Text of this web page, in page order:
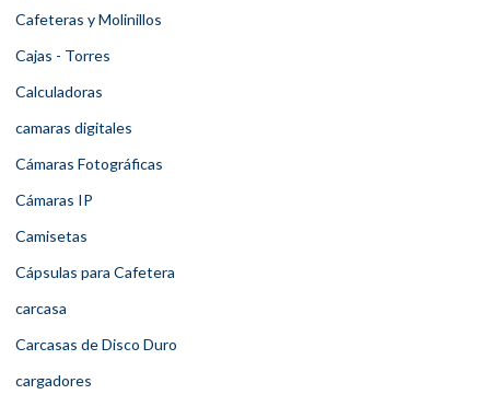
Cafeteras y Molinillos
Cajas - Torres
Calculadoras
camaras digitales
Cámaras Fotográficas
Cámaras IP
Camisetas
Cápsulas para Cafetera
carcasa
Carcasas de Disco Duro
cargadores